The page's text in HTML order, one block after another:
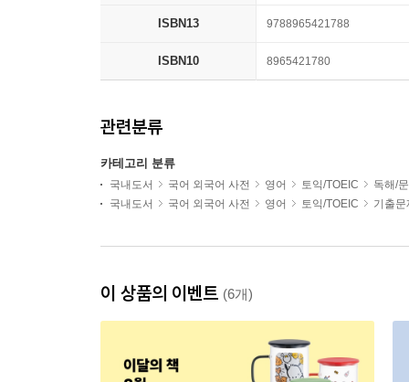
ISBN13 9788965421788
ISBN10 8965421780
관련분류
카테고리 분류
국내도서 국어 외국어 사전 영어 토익/TOEIC
독해/
국내도서
국어 외국어 사전 영어 토익/TOEIC 기출
이 상품의 이벤트 (6개)